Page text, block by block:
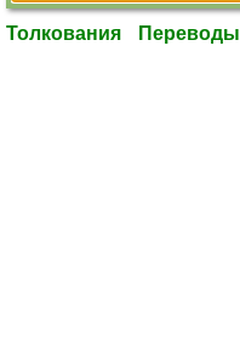
Толкования Переводы